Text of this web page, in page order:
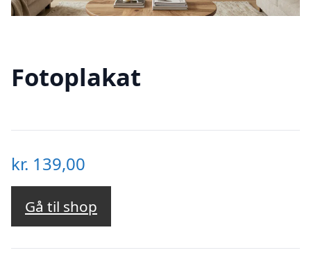
Fotoplakat
kr. 139,00
Gå til shop